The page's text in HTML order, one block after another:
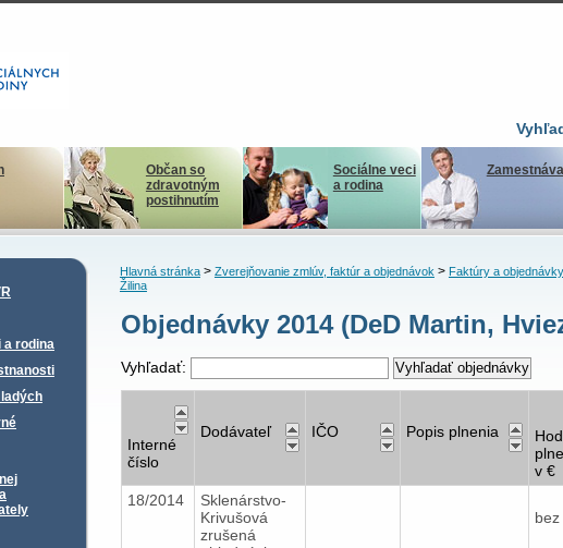
Občan so
zdravotným
postihnutím
Sociálne veci
a rodina
a rodina
Hlavná stránka> Zverejňovanie zmlúv, faktúr a objednávok> Faktúry a
Žilina
Objednávky 2014 (DeD Martin,
Vyhľadať:
Interné
číslo
Dodávateľ IČO Popis plnenia
v €
18/2014
Sklenárstvo-
Krivušová
zrušená
bez